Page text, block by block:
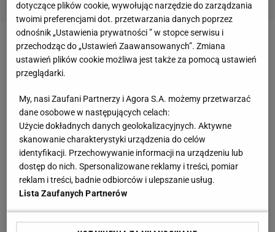
Zobacz wideoMedialna rewolucja w KSW. Szef
ViaPlay apeluje do kibiców: Nie bójcie się tego
Kto chętny na Bundesligę?
"Serwis streamingowy Viaplay będzie kontynuował
swoją działalność w Polsce do lata 2025 roku i
funkcjonował tak, jak dotychczas.Polscy
użytkownicy będą mogli nadal cieszyć się treściami
rozgryweksportowychpremium, takich jak mecze
dotyczące plików cookie, wywołując narzędzie do zarządzania
twoimi preferencjami dot. przetwarzania danych poprzez
odnośnik „Ustawienia prywatności ” w stopce serwisu i
przechodząc do „Ustawień Zaawansowanych”. Zmiana
ustawień plików cookie możliwa jest także za pomocą ustawień
przeglądarki.
My, nasi Zaufani Partnerzy i Agora S.A. możemy przetwarzać
dane osobowe w następujących celach:
Użycie dokładnych danych geolokalizacyjnych. Aktywne
skanowanie charakterystyki urządzenia do celów
identyfikacji. Przechowywanie informacji na urządzeniu lub
dostęp do nich. Spersonalizowane reklamy i treści, pomiar
reklam i treści, badnie odbiorców i ulepszanie usług.
Lista Zaufanych Partnerów